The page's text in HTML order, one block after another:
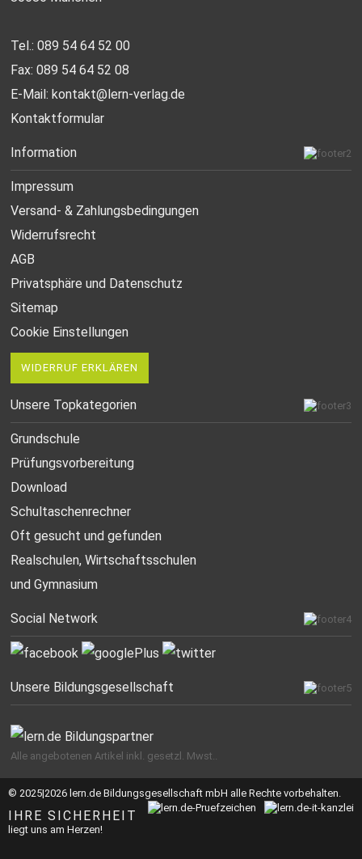
Tel.: 089 54 64 52 00
Fax: 089 54 64 52 08
E-Mail:kontakt@lern-verlag.de
Kontaktformular
Information
Impressum
Versand- & Zahlungsbedingungen
Widerrufsrecht
AGB
Privatsphäre und Datenschutz
Sitemap
Cookie Einstellungen
WIDERRUF ERKLÄREN
Unsere Topkategorien
Grundschule
Prüfungsvorbereitung
Download
Schultaschenrechner
Oft gesucht und gefunden
Realschulen,Wirtschaftsschulen
und Gymnasium
Social Network
Unsere Bildungsgesellschaft
Alle angebotenen Artikel inkl. gesetzl. Mwst..
© 2025|2026 lern.de Bildungsgesellschaft mbH alle Rechte vorbehalten.
IHRE SICHERHEIT
liegt uns am Herzen!